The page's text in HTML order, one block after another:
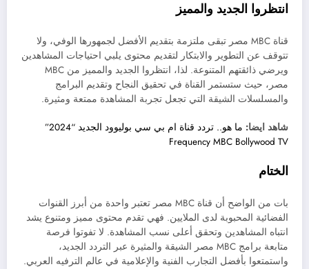
انتظروا الجديد والمميز
قناة MBC مصر تبقى ملتزمة بتقديم الأفضل لجمهورها الوفي، ولا
تتوقف عن التطوير والابتكار لتقديم محتوى يلبي احتياجات المشاهدين
ويرضي ذائقتهم المتنوعة. لذا، انتظروا الجديد والمميز من MBC
مصر، حيث ستستمر القناة في تحقيق النجاح وتقديم البرامج
والمسلسلات الشيقة التي تجعل تجربة المشاهدة ممتعة ومثيرة.
شاهد ايضا:
ما هو.. تردد قناة ام بي سي بوليوود الجديد “2024”
Frequency MBC Bollywood TV
الختام
بات من الواضح أن قناة MBC مصر تعتبر واحدة من أبرز القنوات
الفضائية المحبوبة لدى الملايين. فهي تقدم محتوى مميز ومتنوع يشد
انتباه المشاهدين وتحقق أعلى نسب المشاهدة. لا تفوتوا فرصة
متابعة برامج MBC مصر الشيقة والمثيرة عبر التردد الجديد،
واستمتعوا بأفضل التجارب الفنية والإعلامية في عالم الترفيه العربي.